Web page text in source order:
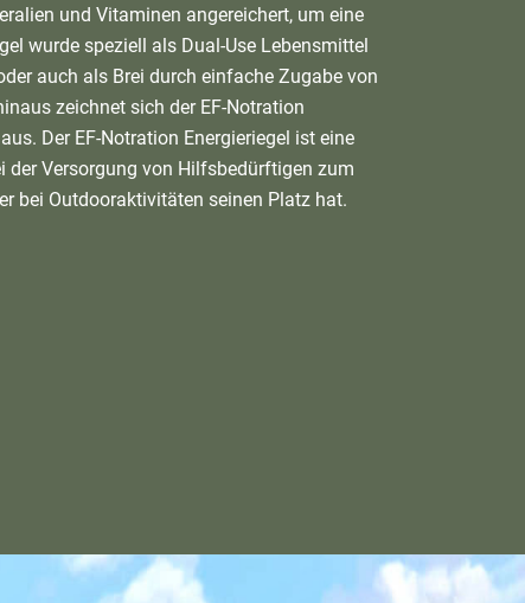
und Vitaminen angereichert, um eine
wurde speziell als Dual-Use Lebensmittel
auch als Brei durch einfache Zugabe von
zeichnet sich der EF-Notration
Der EF-Notration Energieriegel ist eine
der Versorgung von Hilfsbedürftigen zum
bei Outdooraktivitäten seinen Platz hat.